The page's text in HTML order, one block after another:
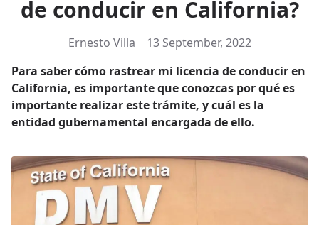
de conducir en California?
Ernesto Villa
13 September, 2022
Para saber cómo rastrear mi licencia de conducir en
California, es importante que conozcas por qué es
importante realizar este trámite, y cuál es la
entidad gubernamental encargada de ello.